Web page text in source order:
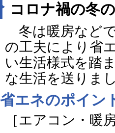
コロナ禍の冬
冬は暖房など
の工夫により省
い生活様式を踏
な生活を送りま
省エネのポイン
［エアコン・暖